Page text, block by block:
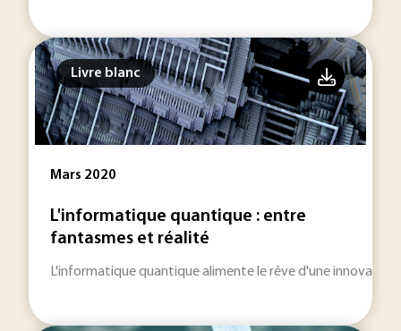
Livre blanc
Mars 2020
L'informatique quantique : entre
fantasmes et réalité
L'informatique quantique alimente le rêve d'une